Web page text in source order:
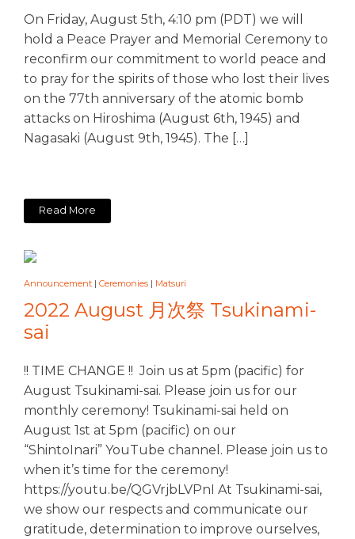
On Friday, August 5th, 4:10 pm (PDT) we will
hold a Peace Prayer and Memorial Ceremony to
reconfirm our commitment to world peace and
to pray for the spirits of those who lost their lives
on the 77th anniversary of the atomic bomb
attacks on Hiroshima (August 6th, 1945) and
Nagasaki (August 9th, 1945). The […]
Read More
Announcement | Ceremonies | Matsuri
2022 August 月次祭 Tsukinami-
sai
!! TIME CHANGE !! Join us at 5pm (pacific) for
August Tsukinami-sai. Please join us for our
monthly ceremony! Tsukinami-sai held on
August 1st at 5pm (pacific) on our
“ShintoInari” YouTube channel. Please join us to
when it’s time for the ceremony!
https://youtu.be/QGVrjbLVPnI At Tsukinami-sai,
we show our respects and communicate our
gratitude, determination to improve ourselves,